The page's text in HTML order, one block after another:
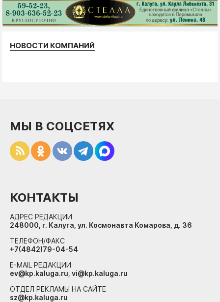
НОВОСТИ КОМПАНИЙ
МЫ В СОЦСЕТЯХ
КОНТАКТЫ
АДРЕС РЕДАКЦИИ
248000, г. Калуга, ул. Космонавта Комарова, д. 36
ТЕЛЕФОН/ФАКС
+7(4842)79-04-54
E-MAIL РЕДАКЦИИ
ev@kp.kaluga.ru, vi@kp.kaluga.ru
ОТДЕЛ РЕКЛАМЫ НА САЙТЕ
sz@kp.kaluga.ru